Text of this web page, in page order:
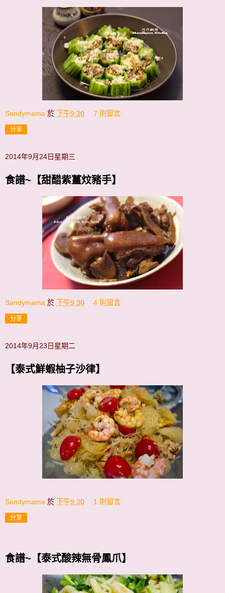
Sandymama 於 下午9:30 7 則留言:
分享
2014年9月24日星期三
食譜~【甜醋紫薑炆豬手】
Sandymama 於 下午9:30 4 則留言:
分享
2014年9月23日星期二
【泰式鮮蝦柚子沙律】
Sandymama 於 下午9:30 1 則留言:
分享
食譜~【泰式酸辣無骨鳳爪】